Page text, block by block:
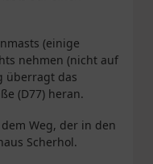
(einige
nehmen (nicht auf
überragt das
(D77) heran.
Weg, der in den
Scherhol.